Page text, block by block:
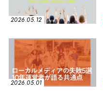
2026.05.12
2026.05.01